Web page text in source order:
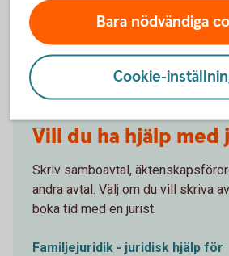
Madelén Falkenhäll
Ekonom för Finansiell hälsa
Vill du ha hjälp med
Skriv samboavtal,
andra avtal. Välj om du vill skriva
boka tid med en jurist.
Familjejuridik - juridisk hjälp för
Bara nödvändiga
Cookie-